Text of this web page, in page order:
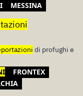
MESSINA
di profughi e
FRONTEX